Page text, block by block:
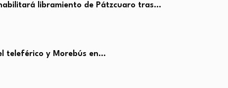
libramiento de Pátzcuaro tras…
teleférico y Morebús en…